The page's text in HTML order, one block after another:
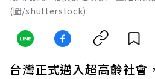
(圖/shutterstock)
台灣正式邁入超高齡社會，